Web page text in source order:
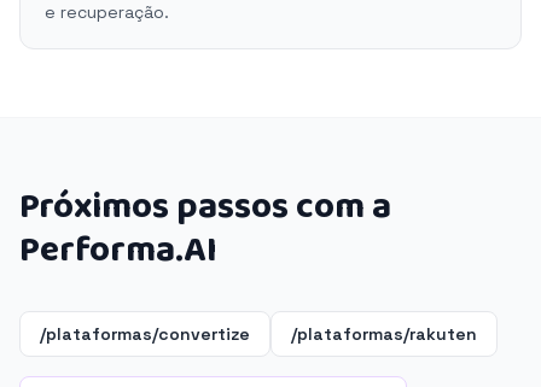
e recuperação.
Próximos passos com a
Performa.AI
/plataformas/convertize /plataformas/rakuten